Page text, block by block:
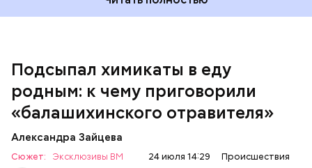
Подсыпал химикаты в еду
родным: к чему приговорили
«балашихинского отравителя»
Александра Зайцева
Сюжет: Эксклюзивы ВМ 24 июля 14:29 Происшествия
Play
Video
Также отравленную пищу ела его младшая сестра.